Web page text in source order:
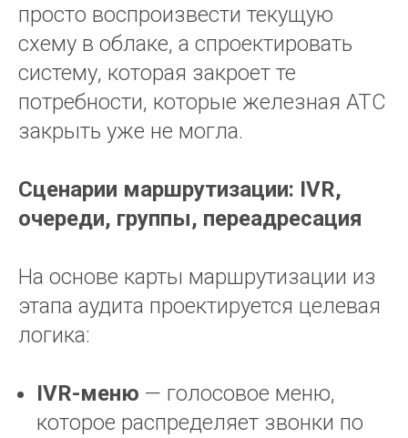
просто воспроизвести текущую
схему в облаке, а спроектировать
систему, которая закроет те
потребности, которые железная АТС
закрыть уже не могла.
Сценарии маршрутизации: IVR,
очереди, группы, переадресация
На основе карты маршрутизации из
этапа аудита проектируется целевая
логика:
IVR-меню — голосовое меню,
которое распределяет звонки по